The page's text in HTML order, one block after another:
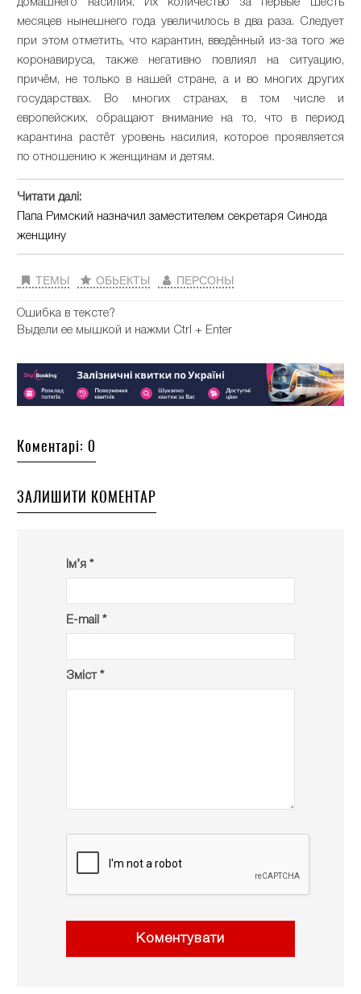
месяцев нынешнего года увеличилось в два раза. Следует
при этом отметить, что карантин, введённый из-за того же
коронавируса, также негативно повлиял на ситуацию,
причём, не только в нашей стране, а и во многих других
государствах. Во многих странах, в том числе и
европейских, обращают внимание на то, что в период
карантина растёт уровень насилия, которое проявляется
по отношению к женщинам и детям.
Читати далі:
Папа Римский назначил заместителем секретаря Синода
женщину
ТЕМЫ ОБЬЕКТЫ ПЕРСОНЫ
Ошибка в тексте?
Выдели ее мышкой и нажми Ctrl + Enter
Коментарі: 0
ЗАЛИШИТИ КОМЕНТАР
Ім’я *
E-mail *
Зміст *
Коментувати